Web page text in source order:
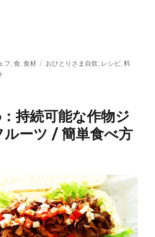
ティーヤ / 簡単作り方+秘訣・小麦粉と
フ ,食 ,食材
タ
おひとりさま自炊 レシピ ,料
持続可能な作物ジ
ルーツ / 簡単食べ方